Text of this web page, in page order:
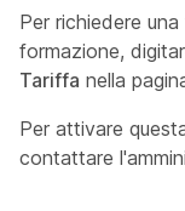
Per richiedere
formazione,
Tariffa nella
Per attivare
contattare